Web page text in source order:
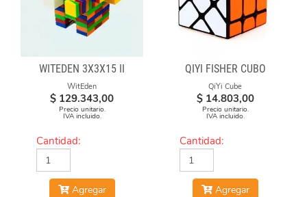
WITEDEN 3X3X15 II
WitEden
$ 129.343,00
Precio unitario.
IVA incluido.
Cantidad:
Agregar
QIYI FISHER CUBO
QiYi Cube
$ 14.803,00
Precio unitario.
IVA incluido.
Cantidad:
Agregar